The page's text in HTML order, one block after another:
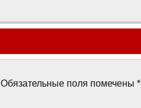
Обязательные поля помечены*